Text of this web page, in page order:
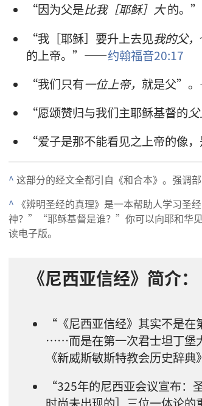
“因为父是比我［耶稣］大的
“我［耶稣］要升上去见我的父，
的上帝。”——约翰福音20:17
“我们只有一位上帝， 就是父”
“愿颂赞归与我们主耶稣基督的
“爱子是那不能看见之上帝的像
^ 这部分的经文全都引自《和合本》。强调部
^ 《辨明圣经的真理》是一本帮助人学习
神？”“耶稣基督是谁？”你可以向耶和华
读电子版。
《尼西亚信经》简介：
“《尼西亚信经》其实不是在
……而是在第一次君士坦丁
《新威斯敏斯特教会历史辞典
“325年的尼西亚会议宣布